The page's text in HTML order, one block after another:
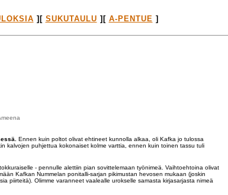
][ SUKUTAULU ][ A-PENTUE ]
Ennen kuin poltot olivat ehtineet kunnolla alkaa, oli Kafka jo tulossa
kalvojen puhjettua kokonaiset kolme varttia, ennen kuin toinen tassu tuli
- pennulle alettiin pian sovittelemaan työnimeä. Vaihtoehtoina olivat
Kafkan Nummelan ponitalli-sarjan pikimustan hevosen mukaan (joskin
piirteitä). Olimme varanneet vaalealle urokselle samasta kirjasarjasta nimeä